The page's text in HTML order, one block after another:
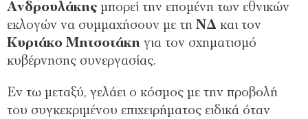
Ανδρουλάκης μπορεί την επομένη των εθνικών
εκλογών να συμμαχήσουν με τη ΝΔ και τον
Κυριάκο Μητσοτάκη για τον σχηματισμό
κυβέρνησης συνεργασίας.
Εν τω μεταξύ, γελάει ο κόσμος με την προβολή
του συγκεκριμένου επιχειρήματος ειδικά όταν